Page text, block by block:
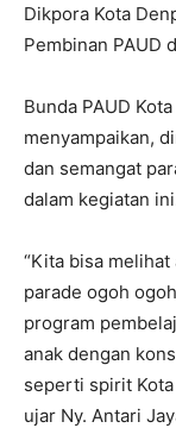
Dikpora Kota
Pembinan PAUD
Bunda PAUD
menyampaikan,
dan semangat
dalam kegiatan
“Kita bisa
parade ogoh
program
anak dengan
seperti spirit Kota
ujar Ny. Antari